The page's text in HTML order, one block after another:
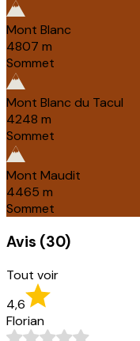
Mont Blanc
4807 m
Sommet
Mont Blanc du Tacul
4248 m
Sommet
Mont Maudit
4465 m
Sommet
Avis (30)
Tout voir
4,6
Florian